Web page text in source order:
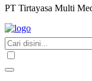
PT Tirtayasa Multi